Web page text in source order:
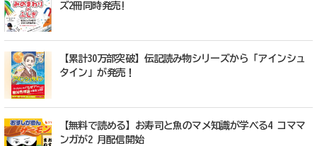
ズ2冊同時発売!
【累計30万部突破】伝記読み物シリーズから「アインシュ
タイン」が発売！
【無料で読める】お寿司と魚のマメ知識が学べる4 コママ
ンガが2 月配信開始